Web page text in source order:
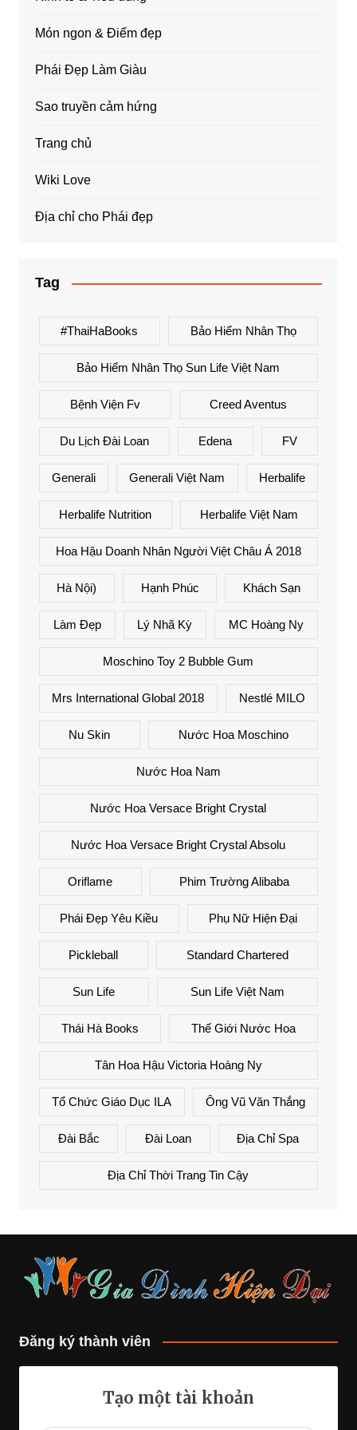
Món ngon & Điểm đẹp
Phái Đẹp Làm Giàu
Sao truyền cảm hứng
Trang chủ
Wiki Love
Địa chỉ cho Phái đẹp
Tag
#ThaiHaBooks Bảo Hiểm Nhân Thọ
Bảo Hiểm Nhân Thọ Sun Life Việt Nam
Bệnh Viện Fv Creed Aventus
Du Lịch Đài Loan Edena FV
Generali Generali Việt Nam Herbalife
Herbalife Nutrition Herbalife Việt Nam
Hoa Hậu Doanh Nhân Người Việt Châu Á 2018
Hà Nội) Hạnh Phúc Khách Sạn
Làm Đẹp Lý Nhã Kỳ MC Hoàng Ny
Moschino Toy 2 Bubble Gum
Mrs International Global 2018 Nestlé MILO
Nu Skin Nước Hoa Moschino
Nước Hoa Nam
Nước Hoa Versace Bright Crystal
Nước Hoa Versace Bright Crystal Absolu
Oriflame Phim Trường Alibaba
Phái Đẹp Yêu Kiều Phụ Nữ Hiện Đại
Pickleball Standard Chartered
Sun Life Sun Life Việt Nam
Thái Hà Books Thế Giới Nước Hoa
Tân Hoa Hậu Victoria Hoàng Ny
Tổ Chức Giáo Dục ILA Ông Vũ Văn Thắng
Đài Bắc Đài Loan Địa Chỉ Spa
Địa Chỉ Thời Trang Tin Cậy
Đăng ký thành viên
Tạo một tài khoản